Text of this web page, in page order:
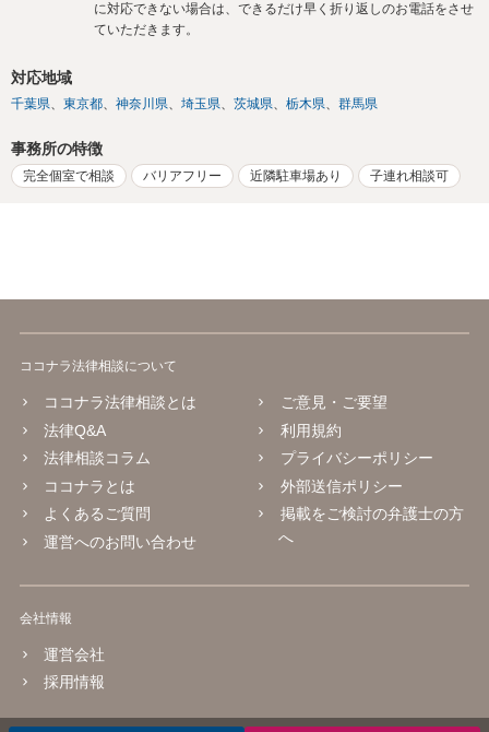
に対応できない場合は、できるだけ早く折り返しのお電話をさせ
ていただきます。
対応地域
千葉県 東京都 神奈川県 埼玉県 茨城県 栃木県 群馬県
事務所の特徴
完全個室で相談 バリアフリー 近隣駐車場あり 子連れ相談可
ココナラ法律相談について
ココナラ法律相談とは
法律Q&A
法律相談コラム
ココナラとは
よくあるご質問
運営へのお問い合わせ
ご意見・ご要望
利用規約
プライバシーポリシー
外部送信ポリシー
掲載をご検討の弁護士の方
へ
会社情報
運営会社
採用情報